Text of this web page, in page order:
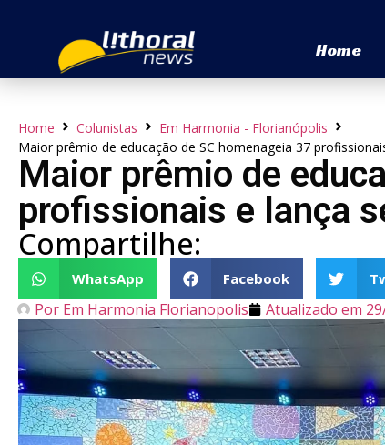
Home
Home Colunistas
Em Harmonia - Florianópolis
Maior prêmio de educação de SC homenageia 37
Maior prêmio de
profissionais e lança
Compartilhe:
WhatsApp Facebook
Por Em Harmonia Florianopolis Atualizado em